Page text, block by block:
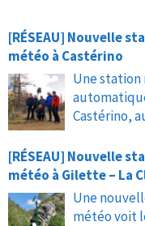
[RÉSEAU] Nouvelle
météo à Castérino
Une station
Castérino,
[RÉSEAU] Nouvelle
météo à Gilette – La
Une
météo voit